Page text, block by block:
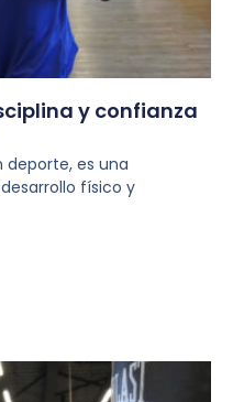
y confianza
deporte, es una
físico y